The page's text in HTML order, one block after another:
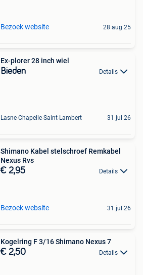
Bezoek website 28 aug 25
Ex-plorer 28 inch wiel
Bieden Details
Lasne-Chapelle-Saint-Lambert 31 jul 26
Shimano Kabel stelschroef Remkabel
Nexus Rvs
€ 2,95 Details
Bezoek website 31 jul 26
Kogelring F 3/16 Shimano Nexus 7
€ 2,50 Details